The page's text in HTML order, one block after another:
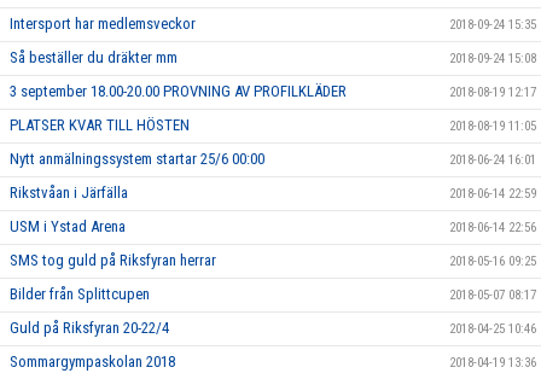
Intersport har medlemsveckor 2018-09-24 15:35
Så beställer du dräkter mm 2018-09-24 15:08
3 september 18.00-20.00 PROVNING AV PROFILKLÄDER 2018-08-19 12:17
PLATSER KVAR TILL HÖSTEN 2018-08-19 11:05
Nytt anmälningssystem startar 25/6 00:00 2018-06-24 16:01
Rikstvåan i Järfälla 2018-06-14 22:59
USM i Ystad Arena 2018-06-14 22:56
SMS tog guld på Riksfyran herrar 2018-05-16 09:25
Bilder från Splittcupen 2018-05-07 08:17
Guld på Riksfyran 20-22/4 2018-04-25 10:46
Sommargympaskolan 2018 2018-04-19 13:36